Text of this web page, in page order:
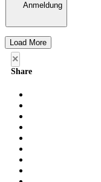
Anmeldung
Load More
×
Share